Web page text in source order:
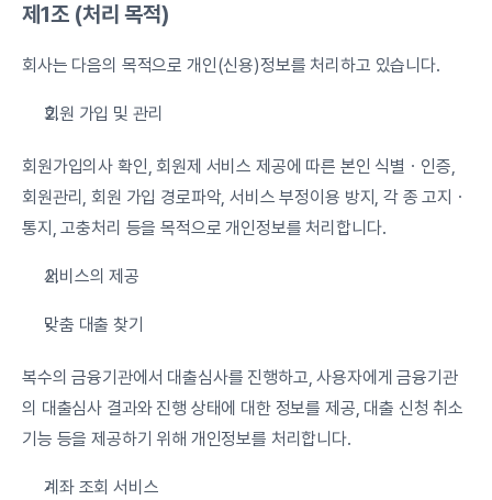
제1조 (처리 목적)
회사는 다음의 목적으로 개인(신용)정보를 처리하고 있습니다.
회원 가입 및 관리
회원가입의사 확인, 회원제 서비스 제공에 따른 본인 식별ㆍ인증,
회원관리, 회원 가입 경로파악, 서비스 부정이용 방지, 각 종 고지ㆍ
통지, 고충처리 등을 목적으로 개인정보를 처리합니다.
서비스의 제공
맞춤 대출 찾기
복수의 금융기관에서 대출심사를 진행하고, 사용자에게 금융기관
의 대출심사 결과와 진행 상태에 대한 정보를 제공, 대출 신청 취소
기능 등을 제공하기 위해 개인정보를 처리합니다.
계좌 조회 서비스